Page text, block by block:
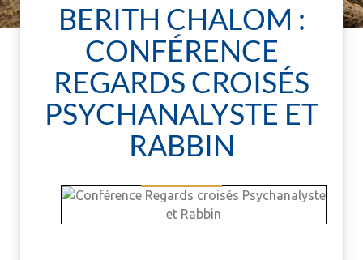
BERITH CHALOM :
CONFÉRENCE
REGARDS CROISÉS
PSYCHANALYSTE ET
RABBIN